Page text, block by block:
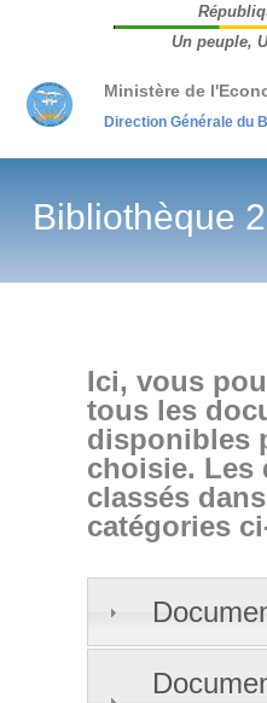
Un peuple,
Ministère de
Direction Générale du
Bibliothèque
Ici, vous
tous les
disponibles
choisie. Les
classés
catégories